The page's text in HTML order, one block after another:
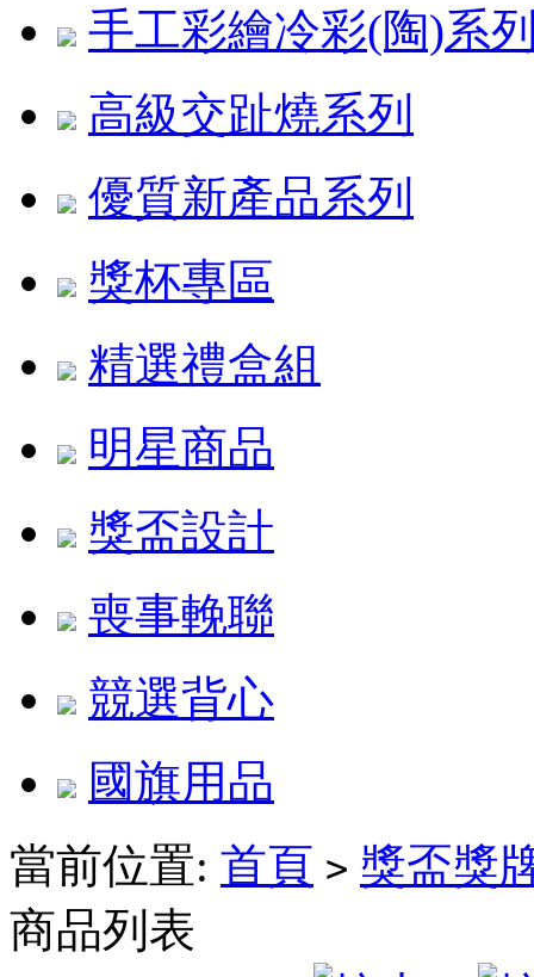
手工彩繪冷彩(陶)系
高級交趾燒系列
優質新產品系列
獎杯專區
精選禮盒組
明星商品
獎盃設計
喪事輓聯
競選背心
國旗用品
當前位置: 首頁 > 獎盃獎
商品列表